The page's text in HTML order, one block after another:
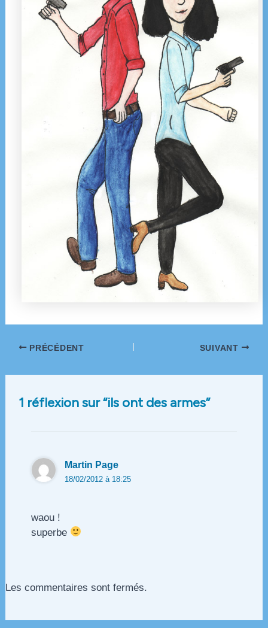
Navigation
articles
PRÉCÉDENT SUIVANT
1 réflexion sur “ils ont des armes”
Martin Page
18/02/2012 à 18:25
waou !
superbe
Les commentaires sont fermés.